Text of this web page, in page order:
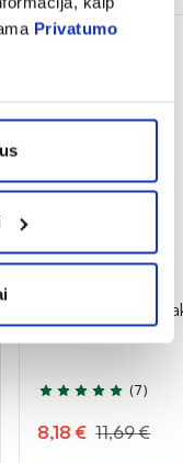
Privatumo
SMECTAGO, 12
Įvertinimas 4.6 iš 5
(7)
8,18 € 11,69 €